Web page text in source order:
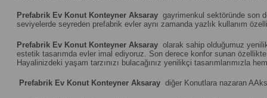
Prefabrik Ev Konut Konteyner Aksaray gayrimenkul sektöründe son
seviyelerde seyreden prefabrik evler aynı zamanda yazlık kullanım
Prefabrik Ev Konut Konteyner Aksaray olarak sahip olduğumuz
estetik tasarımda evler imal ediyoruz. Son derece konfor sunan
Hayalinizdeki yaşam tarzınızı bulacağınız yenilikçi tasarımlarımızla
Prefabrik Ev Konut Konteyner Aksaray diğer Konutlara nazaran